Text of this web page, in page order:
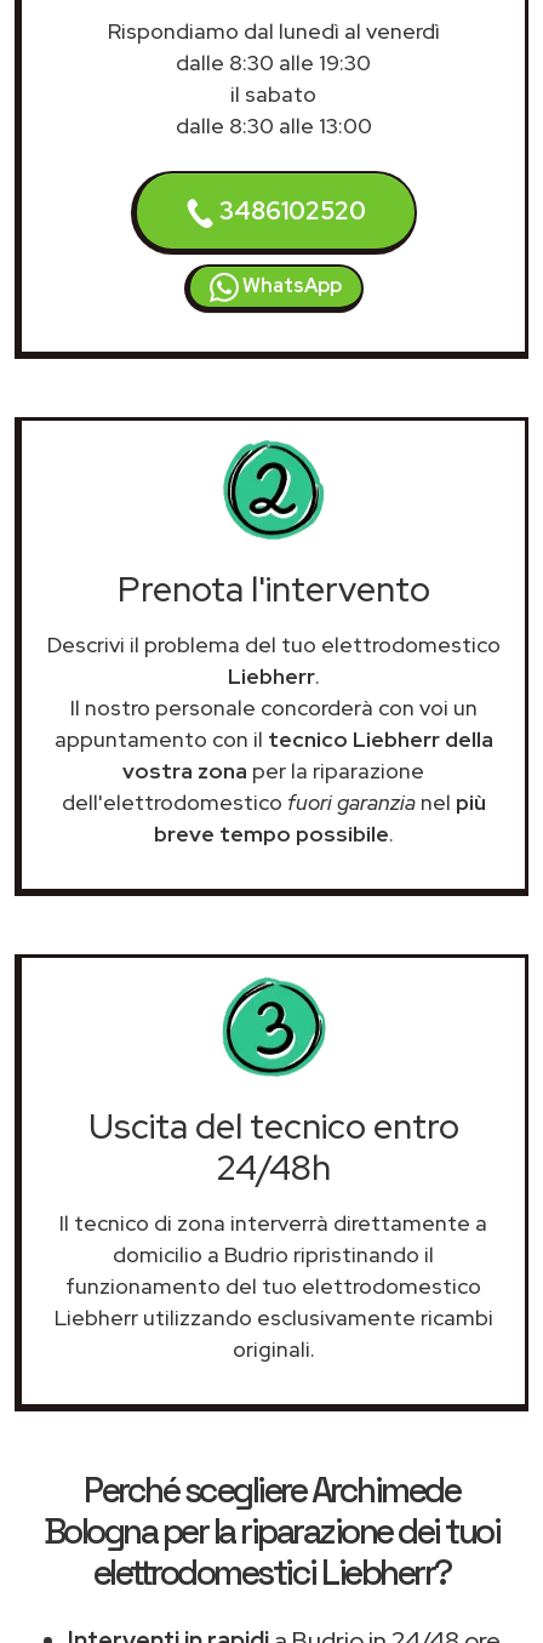
Rispondiamo dal lunedì al venerdì
dalle 8:30 alle 19:30
il sabato
dalle 8:30 alle 13:00
3486102520
WhatsApp
Prenota l'intervento
Descrivi il problema del tuo elettrodomestico
Liebherr.
Il nostro personale concorderà con voi un
appuntamento con il tecnico Liebherr della
vostra zona per la riparazione
dell'elettrodomestico fuori garanzianel più
breve tempo possibile.
Uscita del tecnico entro
24/48h
Il tecnico di zona interverrà direttamente a
domicilio a Budrio ripristinando il
funzionamento del tuo elettrodomestico
Liebherr utilizzando esclusivamente ricambi
originali.
Perché scegliereArchimede
Bolognaper la riparazione dei tuoi
elettrodomestici Liebherr?